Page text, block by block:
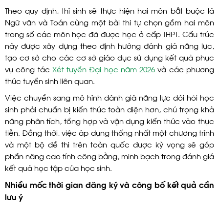
Theo quy định, thí sinh sẽ thực hiện hai môn bắt buộc là
Ngữ văn và Toán cùng một bài thi tự chọn gồm hai môn
trong số các môn học đã được học ở cấp THPT. Cấu trúc
này được xây dựng theo định hướng đánh giá năng lực,
tạo cơ sở cho các cơ sở giáo dục sử dụng kết quả phục
vụ công tác Xét tuyển Đại học năm 2026 và các phương
thức tuyển sinh liên quan.
Việc chuyển sang mô hình đánh giá năng lực đòi hỏi học
sinh phải chuẩn bị kiến thức toàn diện hơn, chú trọng khả
năng phân tích, tổng hợp và vận dụng kiến thức vào thực
tiễn. Đồng thời, việc áp dụng thống nhất một chương trình
và một bộ đề thi trên toàn quốc được kỳ vọng sẽ góp
phần nâng cao tính công bằng, minh bạch trong đánh giá
kết quả học tập của học sinh.
Nhiều mốc thời gian đăng ký và công bố kết quả cần
lưu ý